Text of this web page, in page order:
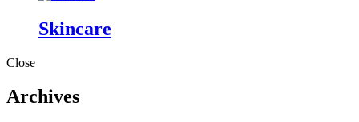
Skincare
Close
Archives